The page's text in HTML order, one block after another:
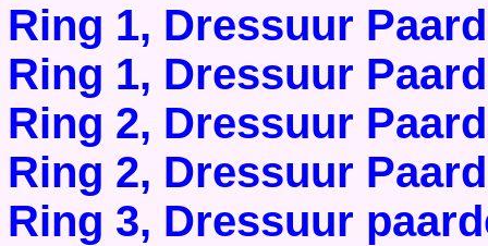
Ring 1, Dressuur
Ring 1, Dressuur
Ring 2, Dressuur
Ring 2, Dressuur
Ring 3, Dressuur